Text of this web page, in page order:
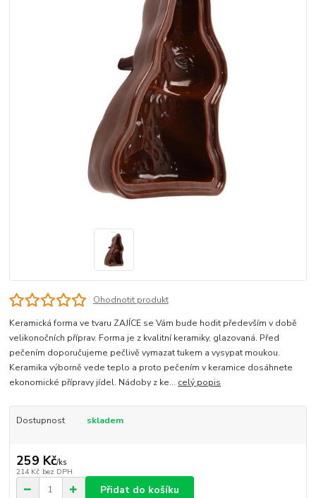
Ohodnotit produkt
Keramická forma ve tvaru ZAJÍCE se Vám bude hodit především v době
velikonočních příprav. Forma je z kvalitní keramiky, glazovaná. Před
pečením doporučujeme pečlivě vymazat tukem a vysypat moukou.
Keramika výborně vede teplo a proto pečením v keramice dosáhnete
ekonomické přípravy jídel. Nádoby z ke... celý popis
Dostupnost skladem
259 Kč/ks
214 Kč bez DPH
Přidat do košíku